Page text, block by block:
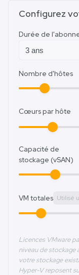
Configurez
Durée de
Nombre d'hôtes
Cœurs par hôte
Capacité de
stockage (vSAN)
VM totales Utilisé
Licences VMware
niveau de stockage
votre stockage
Hyper-V reposent